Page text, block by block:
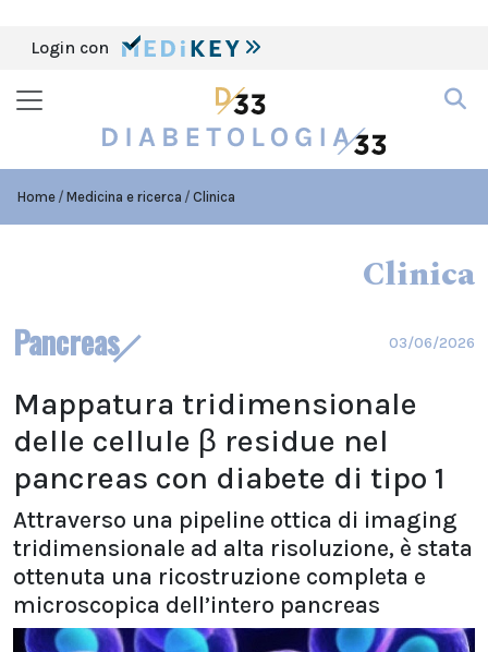
Login con
Home Medicina e ricerca Clinica
Clinica
Pancreas 03/06/2026
Mappatura tridimensionale
delle cellule β residue nel
pancreas con diabete di tipo 1
Attraverso una pipeline ottica di imaging
tridimensionale ad alta risoluzione, è stata
ottenuta una ricostruzione completa e
microscopica dell’intero pancreas